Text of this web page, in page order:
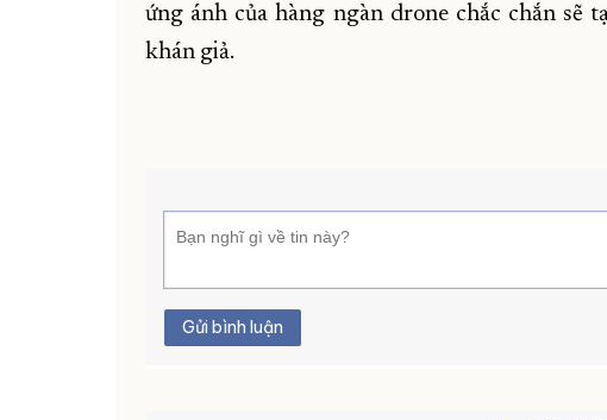
ứng ánh của hàng ngàn drone chắc chắn sẽ
khán giả.
Gửi bình luận